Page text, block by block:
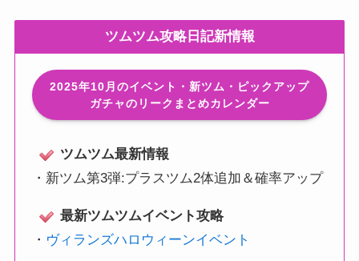
ツムツム攻略日記新情報
2025年10月のイベント・新ツム・ピックアップ
ガチャのリークまとめカレンダー
ツムツム最新情報
・ 新ツム第3弾:プラスツム2体追加＆確率アップ
最新ツムツムイベント攻略
・ ヴィランズハロウィーンイベント